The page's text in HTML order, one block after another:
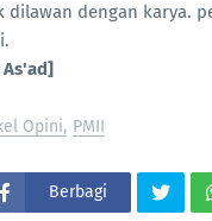
dilawan dengan karya.
Opini PMII
Berbagi